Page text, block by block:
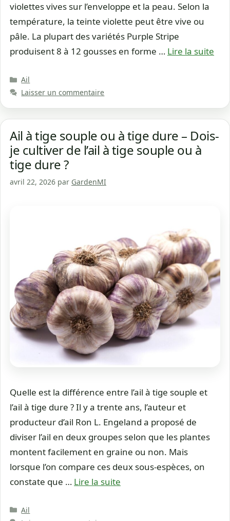
violettes vives sur l’enveloppe et la peau. Selon la
température, la teinte violette peut être vive ou
pâle. La plupart des variétés Purple Stripe
produisent 8 à 12 gousses en forme … Lire la suite
Catégories
Ail
Laisser un commentaire
Ail à tige souple ou à tige dure – Dois-
je cultiver de l’ail à tige souple ou à
tige dure ?
avril 22, 2026 par GardenMI
Quelle est la différence entre l’ail à tige souple et
l’ail à tige dure ? Il y a trente ans, l’auteur et
producteur d’ail Ron L. Engeland a proposé de
diviser l’ail en deux groupes selon que les plantes
montent facilement en graine ou non. Mais
lorsque l’on compare ces deux sous-espèces, on
constate que … Lire la suite
Catégories
Ail